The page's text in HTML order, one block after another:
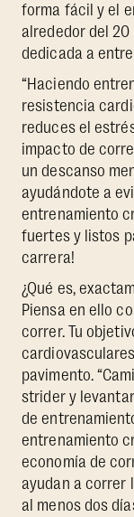
forma fácil y el
alrededor del
dedicada a
“Haciendo
resistencia
reduces el
impacto de
un descanso
ayudándote a
entrenamiento
fuertes y listos
carrera!
¿Qué es,
Piensa en ello
correr. Tu
pavimento.
strider y
de
entrenamiento
economía de
ayudan a correr
al menos dos